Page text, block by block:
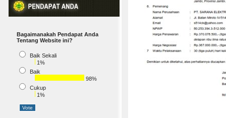
Bagaimanakah Pendapat Anda
Tentang Website ini?
Baik Sekali
1%
Baik
98%
Cukup
1%